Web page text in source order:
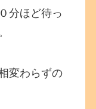
分ほど待っ
変わらずの